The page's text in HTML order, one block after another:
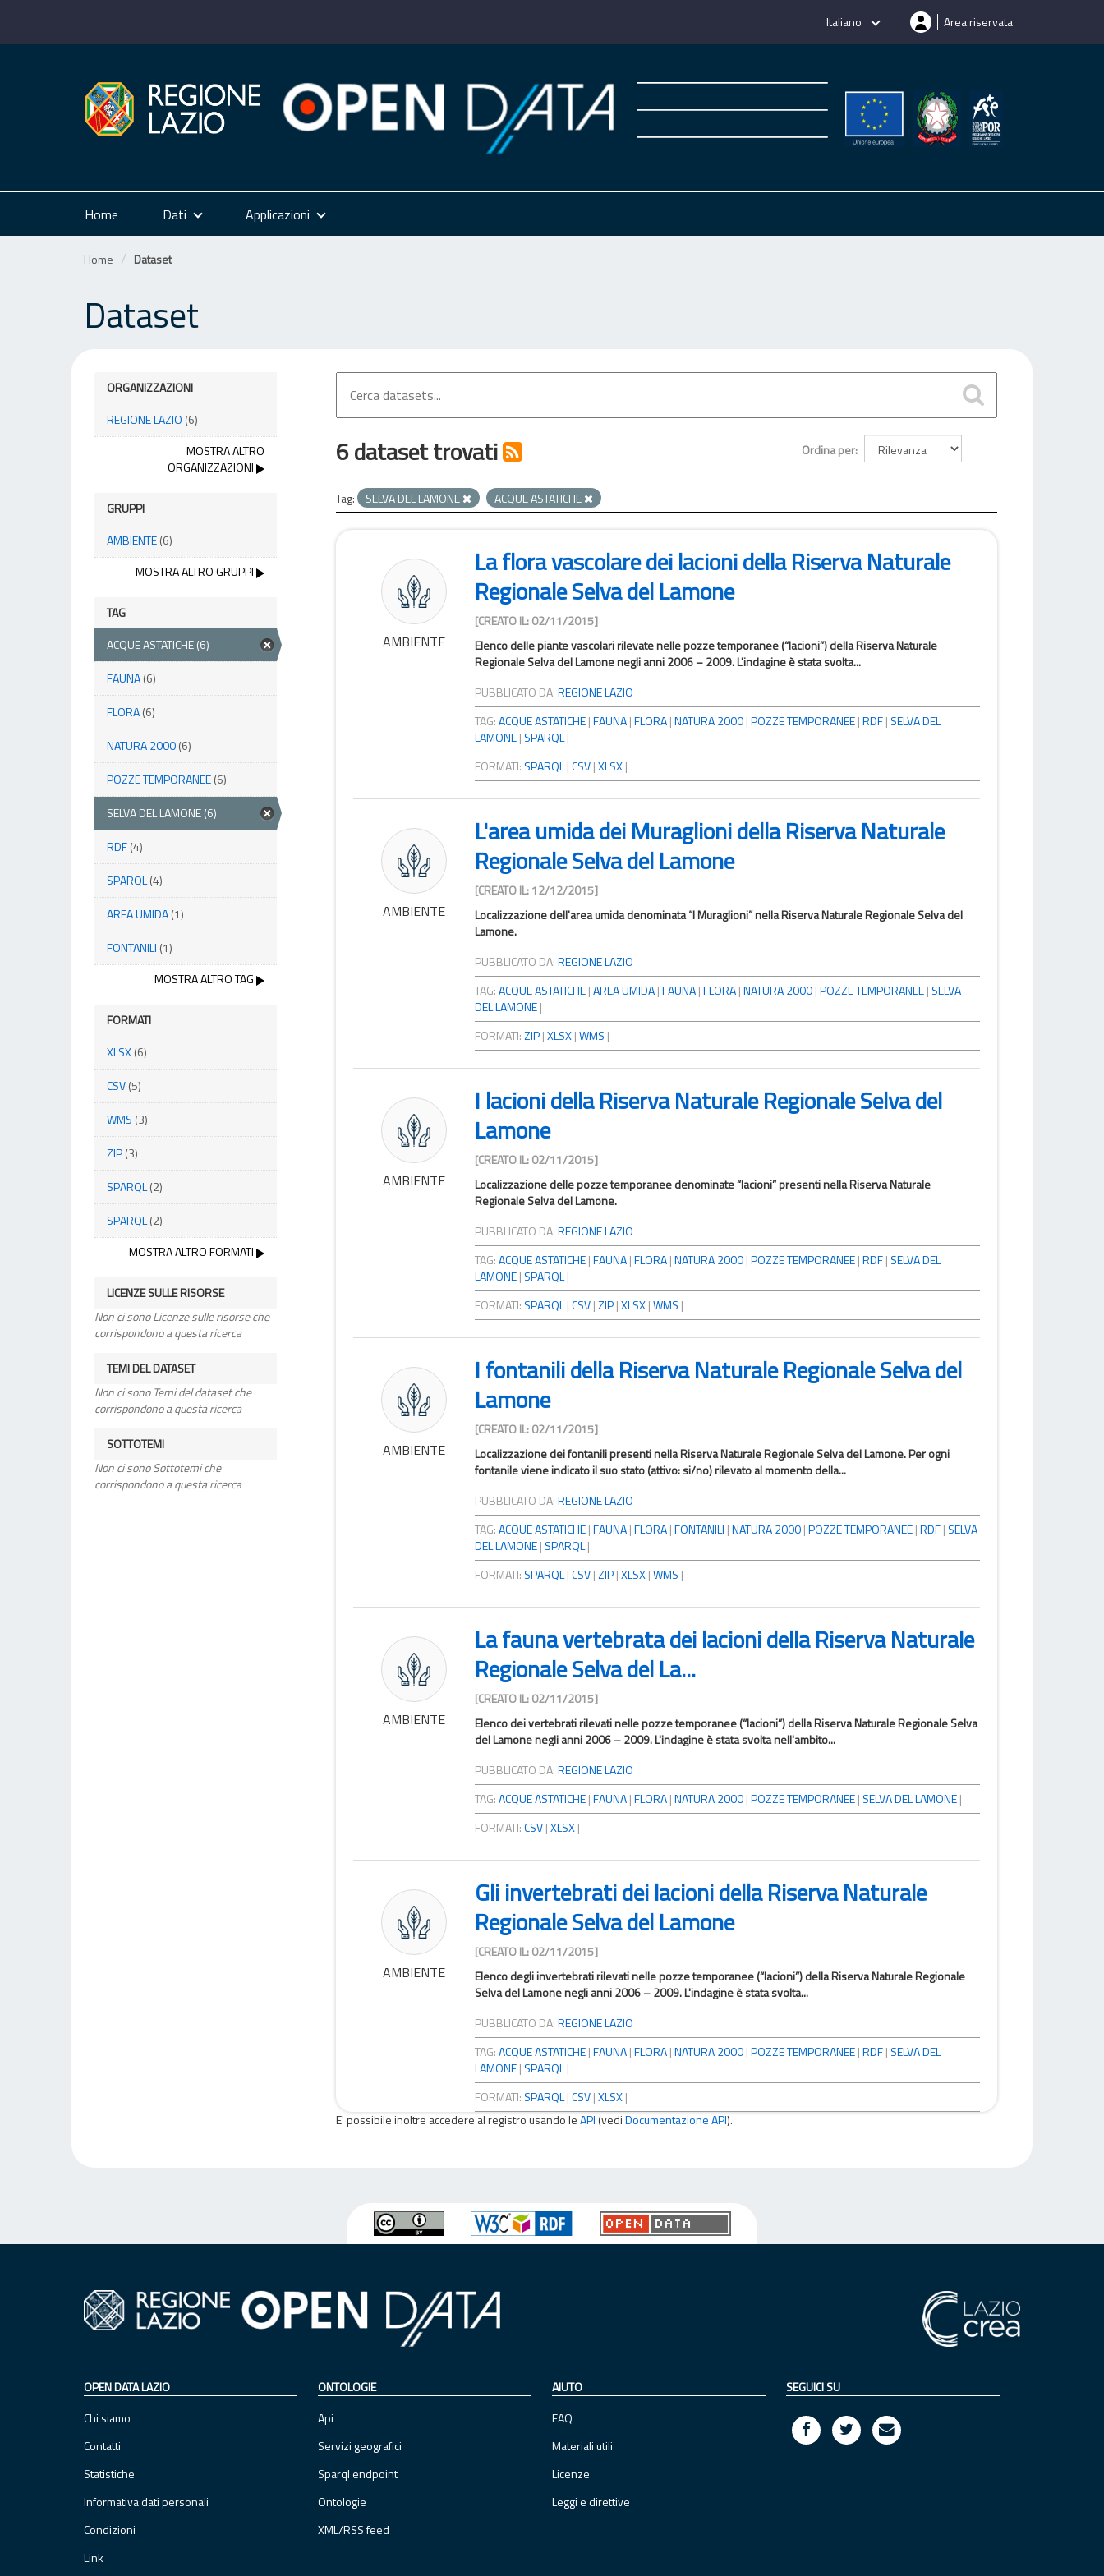
Italiano Area riservata
Home Dati Applicazioni
Home Dataset
Dataset
ORGANIZZAZIONI
REGIONE LAZIO (6)
MOSTRA ALTRO
ORGANIZZAZIONI
GRUPPI
AMBIENTE(6)
MOSTRA ALTRO GRUPPI
TAG
ACQUE ASTATICHE(6)
FAUNA(6)
FLORA(6)
NATURA 2000(6)
POZZE TEMPORANEE(6)
SELVA DEL LAMONE(6)
RDF(4)
SPARQL(4)
AREA UMIDA(1)
FONTANILI (1)
MOSTRA ALTRO TAG
FORMATI
XLSX(6)
CSV(5)
WMS (3)
ZIP(3)
SPARQL(2)
SPARQL(2)
MOSTRA ALTRO FORMATI
LICENZE SULLE RISORSE
Non ci sono Licenze sulle risorse che
corrispondono a questa ricerca
TEMI DEL DATASET
Non ci sono Temi del dataset che
corrispondono a questa ricerca
SOTTOTEMI
Non ci sono Sottotemi che
corrispondono a questa ricerca
Ordina per
6 dataset trovati
Tag: SELVA DEL LAMONE ACQUE ASTATICHE
AMBIENTE
La flora vascolare dei lacioni della Riserva Naturale
Regionale Selva del Lamone
[CREATO IL: 02/11/2015]
Elenco delle piante vascolari rilevate nelle pozze temporanee (“lacioni”) della Riserva Naturale
Regionale Selva del Lamone negli anni 2006 – 2009. L'indagine è stata svolta...
PUBBLICATO DA:REGIONE LAZIO
TAG:ACQUE ASTATICHE |FAUNA |FLORA |NATURA 2000 |POZZE TEMPORANEE |RDF | SELVA DEL
LAMONE | SPARQL |
FORMATI: SPARQL |CSV |XLSX |
AMBIENTE
L'area umida dei Muraglioni della Riserva Naturale
Regionale Selva del Lamone
[CREATO IL: 12/12/2015]
Localizzazione dell'area umida denominata “I Muraglioni” nella Riserva Naturale Regionale Selva del
Lamone.
PUBBLICATO DA:REGIONE LAZIO
TAG:ACQUE ASTATICHE |AREA UMIDA |FAUNA |FLORA |NATURA 2000 |POZZE TEMPORANEE | SELVA
DEL LAMONE |
FORMATI:ZIP |XLSX |WMS |
AMBIENTE
I lacioni della Riserva Naturale Regionale Selva del
Lamone
[CREATO IL: 02/11/2015]
Localizzazione delle pozze temporanee denominate “lacioni” presenti nella Riserva Naturale
Regionale Selva del Lamone.
PUBBLICATO DA:REGIONE LAZIO
TAG:ACQUE ASTATICHE |FAUNA |FLORA |NATURA 2000 |POZZE TEMPORANEE |RDF | SELVA DEL
LAMONE | SPARQL |
FORMATI: SPARQL |CSV |ZIP |XLSX |WMS |
AMBIENTE
I fontanili della Riserva Naturale Regionale Selva del
Lamone
[CREATO IL: 02/11/2015]
Localizzazione dei fontanili presenti nella Riserva Naturale Regionale Selva del Lamone. Per ogni
fontanile viene indicato il suo stato (attivo: si/no) rilevato al momento della...
PUBBLICATO DA:REGIONE LAZIO
TAG:ACQUE ASTATICHE |FAUNA |FLORA |FONTANILI |NATURA 2000 |POZZE TEMPORANEE |RDF | SELVA
DEL LAMONE | SPARQL |
FORMATI: SPARQL |CSV |ZIP |XLSX |WMS |
AMBIENTE
La fauna vertebrata dei lacioni della Riserva Naturale
Regionale Selva del La...
[CREATO IL: 02/11/2015]
Elenco dei vertebrati rilevati nelle pozze temporanee (“lacioni”) della Riserva Naturale Regionale Selva
del Lamone negli anni 2006 – 2009. L'indagine è stata svolta nell'ambito...
PUBBLICATO DA:REGIONE LAZIO
TAG:ACQUE ASTATICHE |FAUNA |FLORA |NATURA 2000 |POZZE TEMPORANEE | SELVA DEL LAMONE |
FORMATI:CSV |XLSX |
AMBIENTE
Gli invertebrati dei lacioni della Riserva Naturale
Regionale Selva del Lamone
[CREATO IL: 02/11/2015]
Elenco degli invertebrati rilevati nelle pozze temporanee (“lacioni”) della Riserva Naturale Regionale
Selva del Lamone negli anni 2006 – 2009. L'indagine è stata svolta...
PUBBLICATO DA:REGIONE LAZIO
TAG:ACQUE ASTATICHE |FAUNA |FLORA |NATURA 2000 |POZZE TEMPORANEE |RDF | SELVA DEL
LAMONE | SPARQL |
FORMATI: SPARQL |CSV |XLSX |
E' possibile inoltre accedere al registro usando leAPI (vediDocumentazione API).
OPEN DATA LAZIO
Chi siamo
Contatti
Statistiche
Informativa dati personali
Condizioni
Link
ONTOLOGIE
Api
Servizi geografici
Sparql endpoint
Ontologie
XML/RSS feed
AIUTO
FAQ
Materiali utili
Licenze
Leggi e direttive
SEGUICI SU